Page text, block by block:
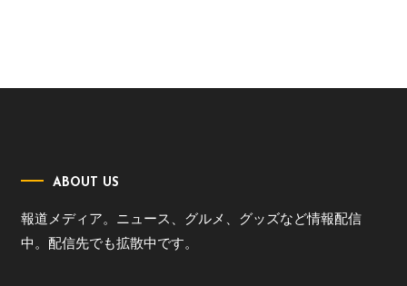
ABOUT US
報道メディア。ニュース、グルメ、グッズなど情報配信
中。配信先でも拡散中です。